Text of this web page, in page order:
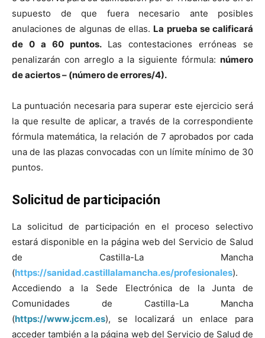
supuesto de que fuera necesario ante posibles
anulaciones de algunas de ellas. La prueba se calificará
de 0 a 60 puntos.Las contestaciones erróneas se
penalizarán con arreglo a la siguiente fórmula: número
de aciertos – (número de errores/4).
La puntuación necesaria para superar este ejercicio será
la que resulte de aplicar, a través de la correspondiente
fórmula matemática, la relación de 7 aprobados por cada
una de las plazas convocadas con un límite mínimo de 30
puntos.
Solicitud de participación
La solicitud de participación en el proceso selectivo
estará disponible en la página web del Servicio de Salud
de Castilla-La Mancha
(https://sanidad.castillalamancha.es/profesionales).
Accediendo a la Sede Electrónica de la Junta de
Comunidades de Castilla-La Mancha
(https://www.jccm.es), se localizará un enlace para
acceder también a la página web del Servicio de Salud de